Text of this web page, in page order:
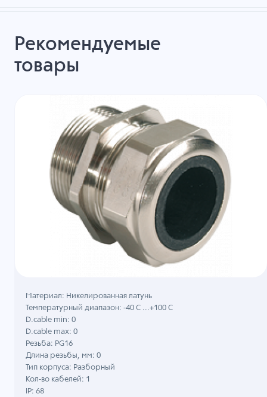
Рекомендуемые
товары
Материал: Никелированная латунь
Температурный диапазон: -40 C ...+100 C
D.cable min: 0
D.cable max: 0
Резьба: PG16
Длина резьбы, мм: 0
Тип корпуса: Разборный
Кол-во кабелей: 1
IP: 68